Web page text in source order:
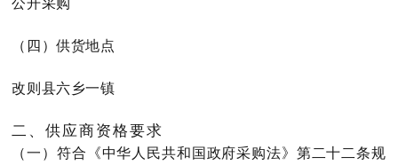
（四）供货地点
改则县六乡一镇
二、供应商资格要求
（一）符合《中华人民共和国政府采购法》第二十二条规